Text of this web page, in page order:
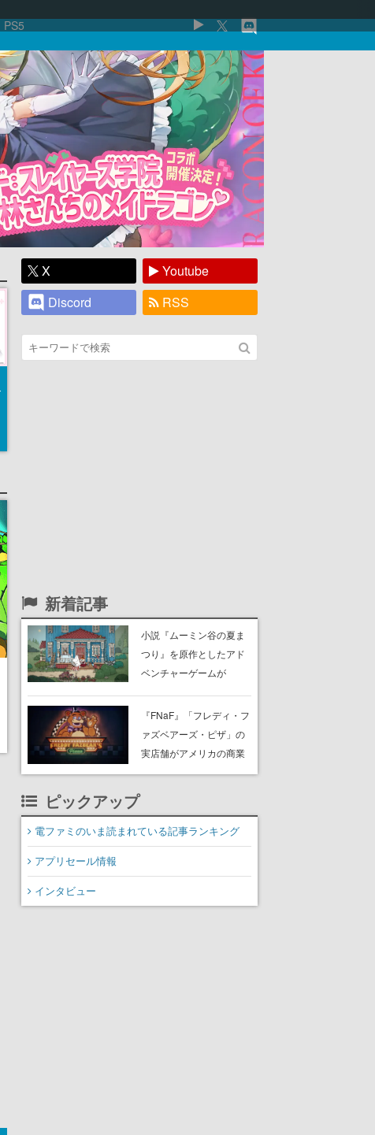
PS5
X
Youtube
Discord
RSS
新着記事
小説『ムーミン谷の夏ま
つり』を原作としたアド
ベンチャーゲームが
PC（Steam）向けに2026
年秋発売へ。手描きアー
トの雰囲気が良すぎる最
『FNaF』「フレディ・フ
ァズベアーズ・ピザ」の
実店舗がアメリカの商業
施設「American Dream」
発、食事だけでなくステ
ージショーや没入型のホ
ピックアップ
電ファミのいま読まれている記事ランキング
アプリセール情報
インタビュー